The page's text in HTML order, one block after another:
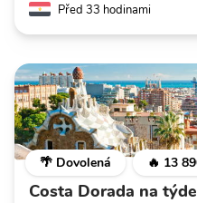
Před 33 hodinami
🌴 Dovolená 🔥 13
Costa Dorada na